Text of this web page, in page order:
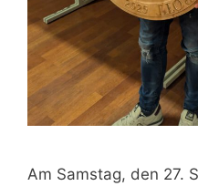
Am Samstag, den 27.